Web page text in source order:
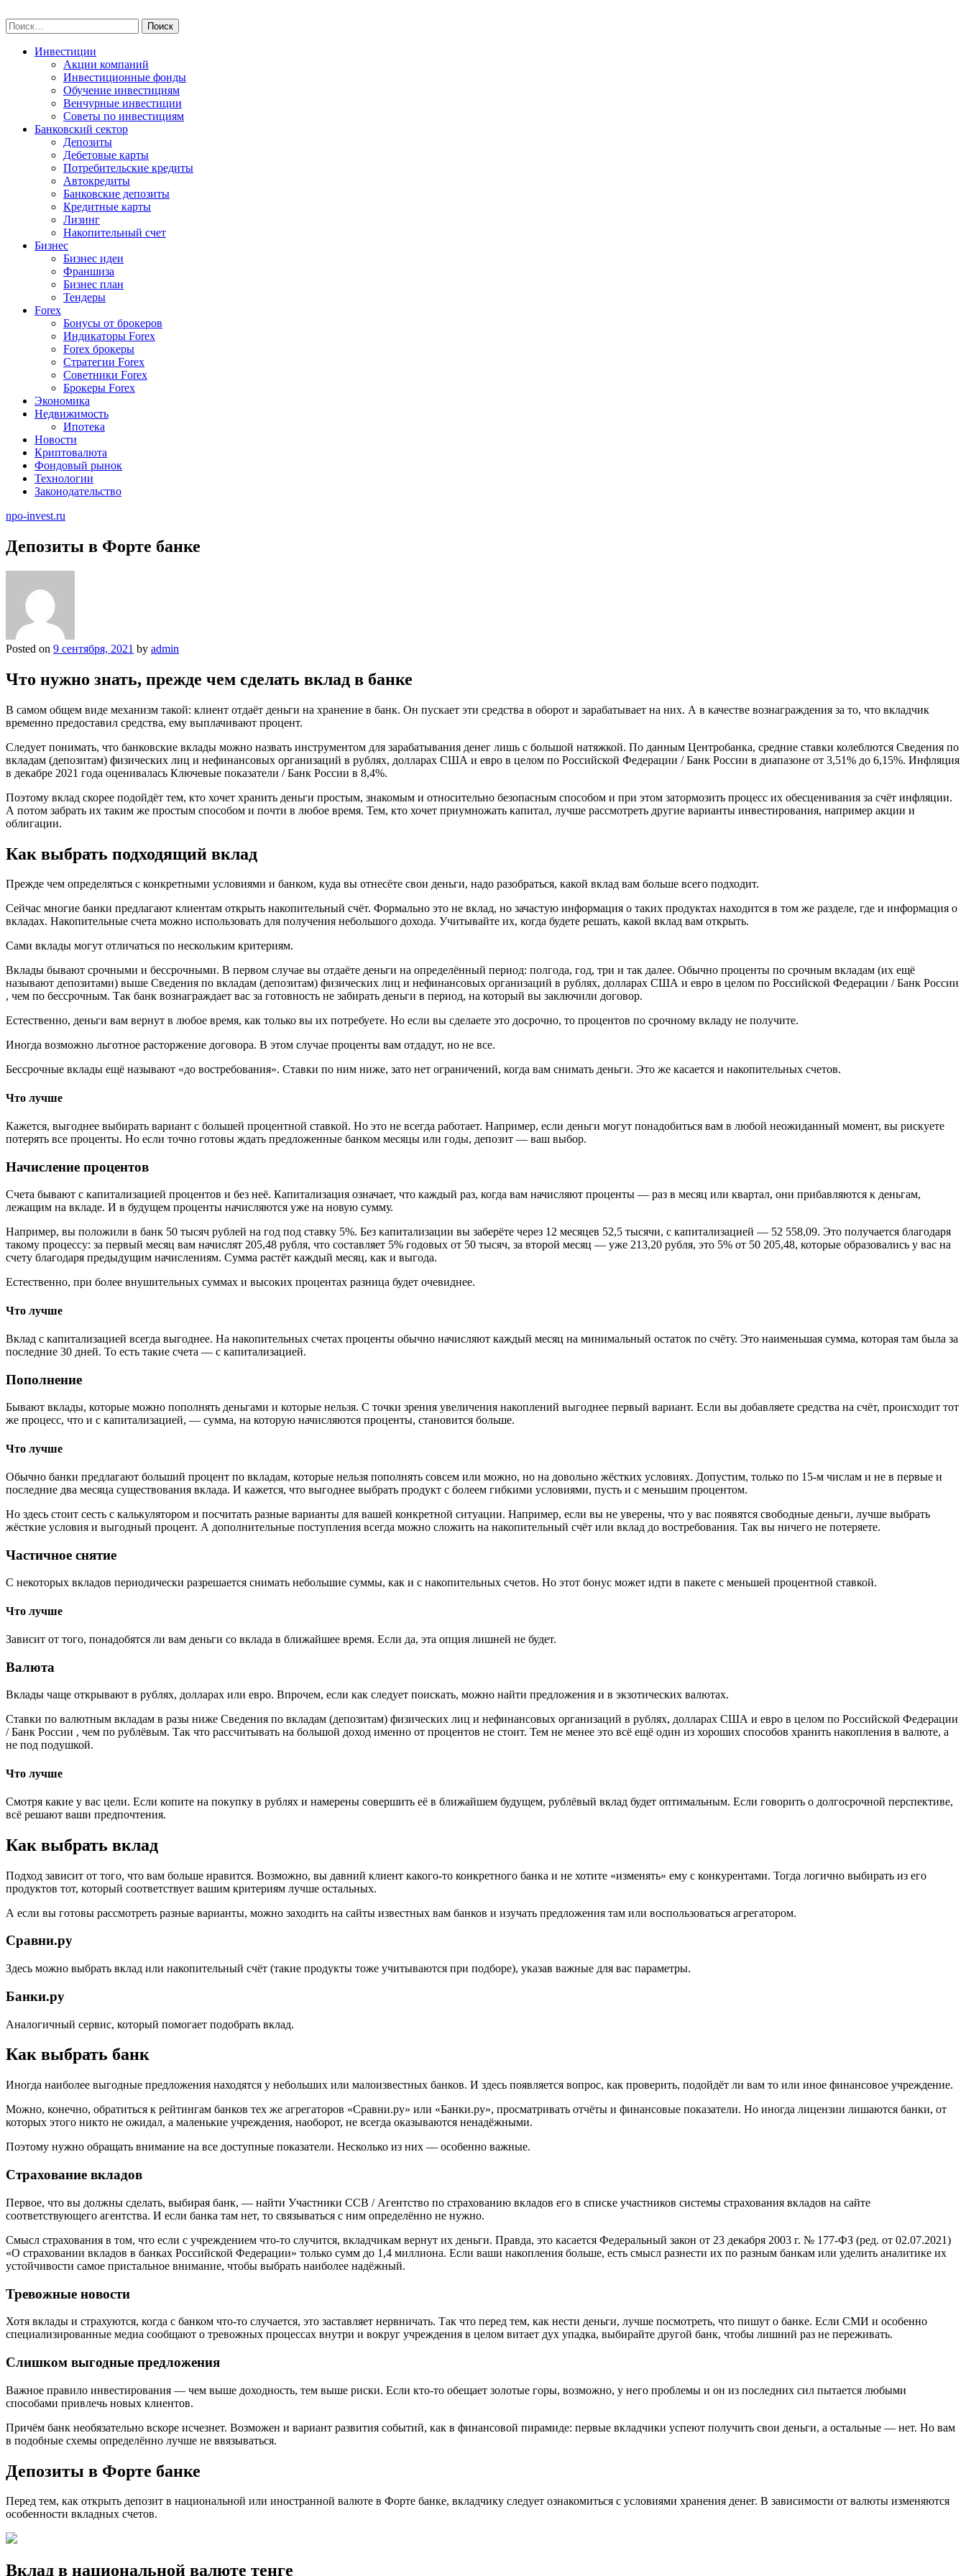
to
content
Найти:
Инвестиции
Акции компаний
Инвестиционные фонды
Обучение инвестициям
Венчурные инвестиции
Советы по инвестициям
Банковский сектор
Депозиты
Дебетовые карты
Потребительские кредиты
Автокредиты
Банковские депозиты
Кредитные карты
Лизинг
Накопительный счет
Бизнес
Бизнес идеи
Франшиза
Бизнес план
Тендеры
Forex
Бонусы от брокеров
Индикаторы Forex
Forex брокеры
Стратегии Forex
Советники Forex
Брокеры Forex
Экономика
Недвижимость
Ипотека
Новости
Криптовалюта
Фондовый рынок
Технологии
Законодательство
npo-invest.ru
Депозиты в Форте банке
Posted on 9 сентября, 2021 by admin
Что нужно знать, прежде чем сделать вклад в банке
В самом общем виде механизм такой: клиент отдаёт деньги на хранение в банк. Он пускает эти средства в оборот и зарабатывает на них. А в качестве вознаграждения за то, что вкладчик
временно предоставил средства, ему выплачивают процент.
Следует понимать, что банковские вклады можно назвать инструментом для зарабатывания денег лишь с большой натяжкой. По данным Центробанка, средние ставки колеблются Сведения по
вкладам (депозитам) физических лиц и нефинансовых организаций в рублях, долларах США и евро в целом по Российской Федерации / Банк России в диапазоне от 3,51% до 6,15%. Инфляция
в декабре 2021 года оценивалась Ключевые показатели / Банк России в 8,4%.
Поэтому вклад скорее подойдёт тем, кто хочет хранить деньги простым, знакомым и относительно безопасным способом и при этом затормозить процесс их обесценивания за счёт инфляции.
А потом забрать их таким же простым способом и почти в любое время. Тем, кто хочет приумножать капитал, лучше рассмотреть другие варианты инвестирования, например акции и
облигации.
Как выбрать подходящий вклад
Прежде чем определяться с конкретными условиями и банком, куда вы отнесёте свои деньги, надо разобраться, какой вклад вам больше всего подходит.
Сейчас многие банки предлагают клиентам открыть накопительный счёт. Формально это не вклад, но зачастую информация о таких продуктах находится в том же разделе, где и информация о
вкладах. Накопительные счета можно использовать для получения небольшого дохода. Учитывайте их, когда будете решать, какой вклад вам открыть.
Сами вклады могут отличаться по нескольким критериям.
Вклады бывают срочными и бессрочными. В первом случае вы отдаёте деньги на определённый период: полгода, год, три и так далее. Обычно проценты по срочным вкладам (их ещё
называют депозитами) выше Сведения по вкладам (депозитам) физических лиц и нефинансовых организаций в рублях, долларах США и евро в целом по Российской Федерации / Банк России
, чем по бессрочным. Так банк вознаграждает вас за готовность не забирать деньги в период, на который вы заключили договор.
Естественно, деньги вам вернут в любое время, как только вы их потребуете. Но если вы сделаете это досрочно, то процентов по срочному вкладу не получите.
Иногда возможно льготное расторжение договора. В этом случае проценты вам отдадут, но не все.
Бессрочные вклады ещё называют «до востребования». Ставки по ним ниже, зато нет ограничений, когда вам снимать деньги. Это же касается и накопительных счетов.
Что лучше
Кажется, выгоднее выбирать вариант с большей процентной ставкой. Но это не всегда работает. Например, если деньги могут понадобиться вам в любой неожиданный момент, вы рискуете
потерять все проценты. Но если точно готовы ждать предложенные банком месяцы или годы, депозит — ваш выбор.
Начисление процентов
Счета бывают с капитализацией процентов и без неё. Капитализация означает, что каждый раз, когда вам начисляют проценты — раз в месяц или квартал, они прибавляются к деньгам,
лежащим на вкладе. И в будущем проценты начисляются уже на новую сумму.
Например, вы положили в банк 50 тысяч рублей на год под ставку 5%. Без капитализации вы заберёте через 12 месяцев 52,5 тысячи, с капитализацией — 52 558,09. Это получается благодаря
такому процессу: за первый месяц вам начислят 205,48 рубля, что составляет 5% годовых от 50 тысяч, за второй месяц — уже 213,20 рубля, это 5% от 50 205,48, которые образовались у вас на
счету благодаря предыдущим начислениям. Сумма растёт каждый месяц, как и выгода.
Естественно, при более внушительных суммах и высоких процентах разница будет очевиднее.
Что лучше
Вклад с капитализацией всегда выгоднее. На накопительных счетах проценты обычно начисляют каждый месяц на минимальный остаток по счёту. Это наименьшая сумма, которая там была за
последние 30 дней. То есть такие счета — с капитализацией.
Пополнение
Бывают вклады, которые можно пополнять деньгами и которые нельзя. С точки зрения увеличения накоплений выгоднее первый вариант. Если вы добавляете средства на счёт, происходит тот
же процесс, что и с капитализацией, — сумма, на которую начисляются проценты, становится больше.
Что лучше
Обычно банки предлагают больший процент по вкладам, которые нельзя пополнять совсем или можно, но на довольно жёстких условиях. Допустим, только по 15‑м числам и не в первые и
последние два месяца существования вклада. И кажется, что выгоднее выбрать продукт с болеем гибкими условиями, пусть и с меньшим процентом.
Но здесь стоит сесть с калькулятором и посчитать разные варианты для вашей конкретной ситуации. Например, если вы не уверены, что у вас появятся свободные деньги, лучше выбрать
жёсткие условия и выгодный процент. А дополнительные поступления всегда можно сложить на накопительный счёт или вклад до востребования. Так вы ничего не потеряете.
Частичное снятие
С некоторых вкладов периодически разрешается снимать небольшие суммы, как и с накопительных счетов. Но этот бонус может идти в пакете с меньшей процентной ставкой.
Что лучше
Зависит от того, понадобятся ли вам деньги со вклада в ближайшее время. Если да, эта опция лишней не будет.
Валюта
Вклады чаще открывают в рублях, долларах или евро. Впрочем, если как следует поискать, можно найти предложения и в экзотических валютах.
Ставки по валютным вкладам в разы ниже Сведения по вкладам (депозитам) физических лиц и нефинансовых организаций в рублях, долларах США и евро в целом по Российской Федерации
/ Банк России , чем по рублёвым. Так что рассчитывать на большой доход именно от процентов не стоит. Тем не менее это всё ещё один из хороших способов хранить накопления в валюте, а
не под подушкой.
Что лучше
Смотря какие у вас цели. Если копите на покупку в рублях и намерены совершить её в ближайшем будущем, рублёвый вклад будет оптимальным. Если говорить о долгосрочной перспективе,
всё решают ваши предпочтения.
Как выбрать вклад
Подход зависит от того, что вам больше нравится. Возможно, вы давний клиент какого‑то конкретного банка и не хотите «изменять» ему с конкурентами. Тогда логично выбирать из его
продуктов тот, который соответствует вашим критериям лучше остальных.
А если вы готовы рассмотреть разные варианты, можно заходить на сайты известных вам банков и изучать предложения там или воспользоваться агрегатором.
Сравни.ру
Здесь можно выбрать вклад или накопительный счёт (такие продукты тоже учитываются при подборе), указав важные для вас параметры.
Банки.ру
Аналогичный сервис, который помогает подобрать вклад.
Как выбрать банк
Иногда наиболее выгодные предложения находятся у небольших или малоизвестных банков. И здесь появляется вопрос, как проверить, подойдёт ли вам то или иное финансовое учреждение.
Можно, конечно, обратиться к рейтингам банков тех же агрегаторов «Сравни.ру» или «Банки.ру», просматривать отчёты и финансовые показатели. Но иногда лицензии лишаются банки, от
которых этого никто не ожидал, а маленькие учреждения, наоборот, не всегда оказываются ненадёжными.
Поэтому нужно обращать внимание на все доступные показатели. Несколько из них — особенно важные.
Страхование вкладов
Первое, что вы должны сделать, выбирая банк, — найти Участники ССВ / Агентство по страхованию вкладов его в списке участников системы страхования вкладов на сайте
соответствующего агентства. И если банка там нет, то связываться с ним определённо не нужно.
Смысл страхования в том, что если с учреждением что‑то случится, вкладчикам вернут их деньги. Правда, это касается Федеральный закон от 23 декабря 2003 г. № 177-ФЗ (ред. от 02.07.2021)
«О страховании вкладов в банках Российской Федерации» только сумм до 1,4 миллиона. Если ваши накопления больше, есть смысл разнести их по разным банкам или уделить аналитике их
устойчивости самое пристальное внимание, чтобы выбрать наиболее надёжный.
Тревожные новости
Хотя вклады и страхуются, когда с банком что‑то случается, это заставляет нервничать. Так что перед тем, как нести деньги, лучше посмотреть, что пишут о банке. Если СМИ и особенно
специализированные медиа сообщают о тревожных процессах внутри и вокруг учреждения в целом витает дух упадка, выбирайте другой банк, чтобы лишний раз не переживать.
Слишком выгодные предложения
Важное правило инвестирования — чем выше доходность, тем выше риски. Если кто‑то обещает золотые горы, возможно, у него проблемы и он из последних сил пытается любыми
способами привлечь новых клиентов.
Причём банк необязательно вскоре исчезнет. Возможен и вариант развития событий, как в финансовой пирамиде: первые вкладчики успеют получить свои деньги, а остальные — нет. Но вам
в подобные схемы определённо лучше не ввязываться.
Депозиты в Форте банке
Перед тем, как открыть депозит в национальной или иностранной валюте в Форте банке, вкладчику следует ознакомиться с условиями хранения денег. В зависимости от валюты изменяются
особенности вкладных счетов.
Вклад в национальной валюте тенге